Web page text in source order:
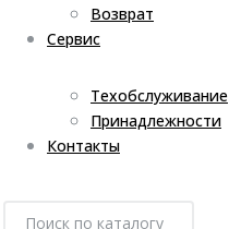
Возврат
Сервис
Техобслуживание
Принадлежности
Контакты